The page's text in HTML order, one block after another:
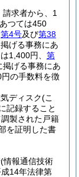
求者から、1
つては450
第4号及び第38
げる事務にあ
1,400円、 第
掲げる事務にあ
の手数料を徴
ディスク(こ
記録すること
製された戸籍
を証明した書
(情報通信技術
14年法律第